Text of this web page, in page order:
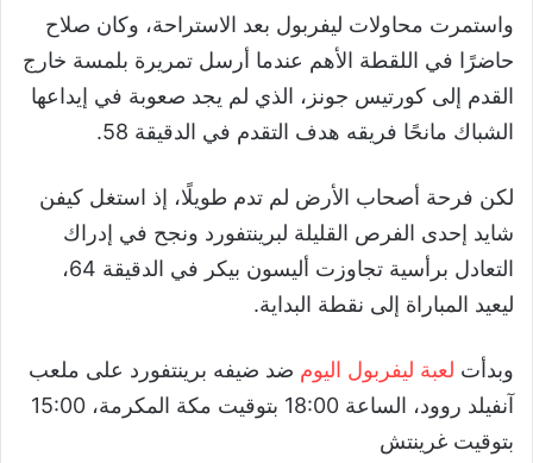
واستمرت محاولات ليفربول بعد الاستراحة، وكان صلاح
حاضرًا في اللقطة الأهم عندما أرسل تمريرة بلمسة خارج
القدم إلى كورتيس جونز، الذي لم يجد صعوبة في إيداعها
الشباك مانحًا فريقه هدف التقدم في الدقيقة 58.
لكن فرحة أصحاب الأرض لم تدم طويلًا، إذ استغل كيفن
شايد إحدى الفرص القليلة لبرينتفورد ونجح في إدراك
التعادل برأسية تجاوزت أليسون بيكر في الدقيقة 64،
ليعيد المباراة إلى نقطة البداية.
وبدأت لعبة ليفربول اليوم ضد ضيفه برينتفورد على ملعب
آنفيلد روود، الساعة 18:00 بتوقيت مكة المكرمة، 15:00
بتوقيت غرينتش